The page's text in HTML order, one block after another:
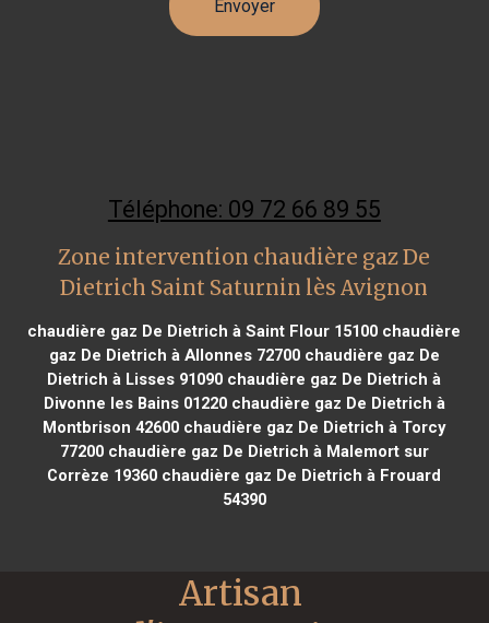
Téléphone: 09 72 66 89 55
Zone intervention chaudière gaz De
Dietrich Saint Saturnin lès Avignon
chaudière gaz De Dietrich à Saint Flour 15100 chaudière
gaz De Dietrich à Allonnes 72700chaudière gaz De
Dietrich à Lisses 91090 chaudière gaz De Dietrich à
Divonne les Bains 01220chaudière gaz De Dietrich à
Montbrison 42600 chaudière gaz De Dietrich à Torcy
77200chaudière gaz De Dietrich à Malemort sur
Corrèze 19360 chaudière gaz De Dietrich à Frouard
54390
Artisan